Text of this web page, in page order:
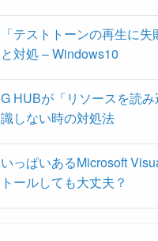
「テストトーンの再生に
と対処 – Windows10
G HUBが「リソースを読
識しない時の対処法
いっぱいあるMicrosoft
トールしても大丈夫？